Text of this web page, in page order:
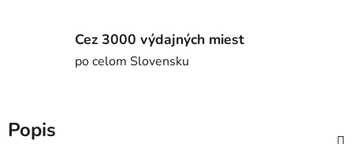
Cez 3000 výdajných miest
po celom Slovensku
Popis